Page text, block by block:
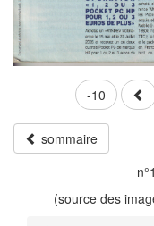
-10
sommaire
(source des